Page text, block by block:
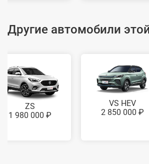
Другие автомобили
ZS
1 980 000 ₽
VS HEV
2 850 000 ₽